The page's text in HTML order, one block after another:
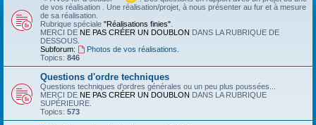
de vos réalisation . Une réalisation/projet, à nous présenter au fur et à mesure
de sa réalisation.
Rubrique spéciale "Réalisations finies"
MERCI DE NE PAS CRÉER UN DOUBLON DANS LA RUBRIQUE DE
DESSOUS.
Subforum:
Photos de vos réalisations.
Topics: 846
Questions d'ordre techniques
Questions techniques d'ordres générales ou un peu plus poussées...
MERCI DE NE PAS CRÉER UN DOUBLON DANS LA RUBRIQUE
SUPÉRIEURE.
Topics: 573